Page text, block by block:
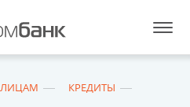
КРЕДИТЫ